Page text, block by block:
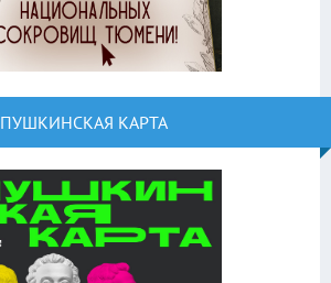
ПУШКИНСКАЯ КАРТА